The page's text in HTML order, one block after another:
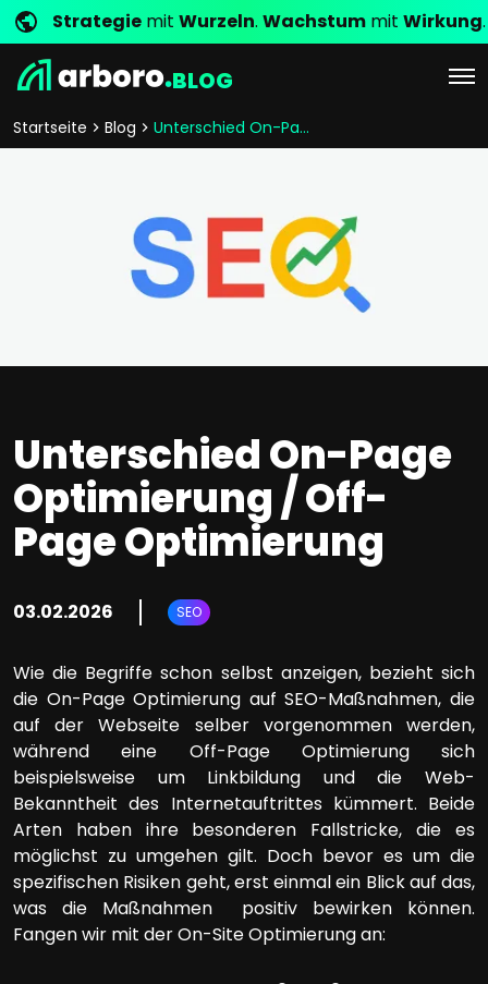
Strategie mit Wurzeln. Wachstum mit Wirkung.
BLOG
Startseite Blog Unterschied On-Page Optimierung / Off-Page Optimierung
Unterschied On-Page
Optimierung / Off-
Page Optimierung
03.02.2026 SEO
Wie die Begriffe schon selbst anzeigen, bezieht sich
die On-Page Optimierung auf SEO-Maßnahmen, die
auf der Webseite selber vorgenommen werden,
während eine Off-Page Optimierung sich
beispielsweise um Linkbildung und die Web-
Bekanntheit des Internetauftrittes kümmert. Beide
Arten haben ihre besonderen Fallstricke, die es
möglichst zu umgehen gilt. Doch bevor es um die
spezifischen Risiken geht, erst einmal ein Blick auf das,
was die Maßnahmen positiv bewirken können.
Fangen wir mit der On-Site Optimierung an: